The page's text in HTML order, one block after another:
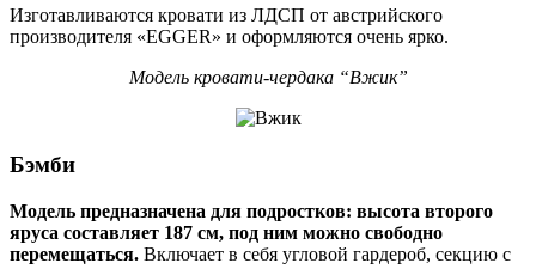
Изготавливаются кровати из ЛДСП от австрийского
производителя «EGGER» и оформляются очень ярко.
Модель кровати-чердака “Вжик”
Бэмби
Модель предназначена для подростков: высота второго
яруса составляет 187 см, под ним можно свободно
перемещаться. Включает в себя угловой гардероб, секцию с